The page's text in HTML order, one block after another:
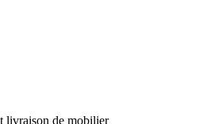
livraison de mobilier